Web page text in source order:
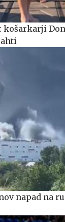
košarkarji
napad na